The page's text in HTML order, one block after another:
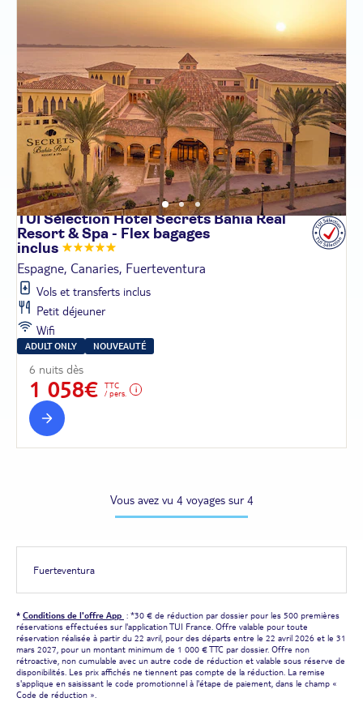
TUI Sélection Hôtel Secrets Bahia Real
Resort & Spa - Flex bagages
inclus
Espagne, Canaries, Fuerteventura
Vols et transferts inclus
Petit déjeuner
Wifi
ADULT ONLY NOUVEAUTÉ
6 nuits dès
1 058€
TTC
/ pers.
Vous avez vu 4 voyages sur 4
Fuerteventura
* Conditions de l'offre App : *30 € de réduction par dossier pour les 500 premières
réservations effectuées sur l'application TUI France. Offre valable pour toute
réservation réalisée à partir du 22 avril, pour des départs entre le 22 avril 2026 et le 31
mars 2027, pour un montant minimum de 1 000 € TTC par dossier. Offre non
rétroactive, non cumulable avec un autre code de réduction et valable sous réserve de
disponibilités. Les prix affichés ne tiennent pas compte de la réduction. La remise
s'applique en saisissant le code promotionnel à l'étape de paiement, dans le champ «
Code de réduction ».